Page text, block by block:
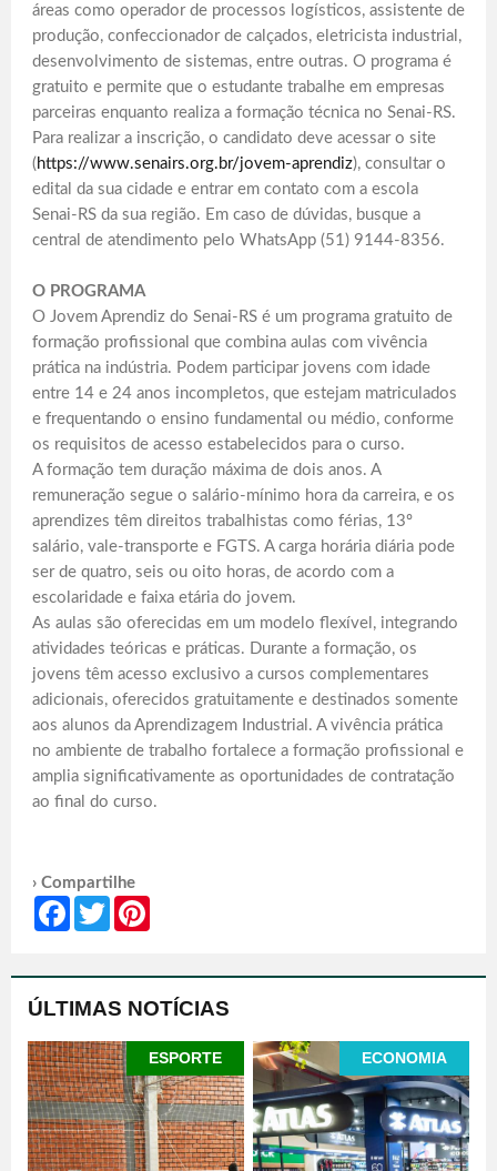
áreas como operador de processos logísticos, assistente de
produção, confeccionador de calçados, eletricista industrial,
desenvolvimento de sistemas, entre outras. O programa é
gratuito e permite que o estudante trabalhe em empresas
parceiras enquanto realiza a formação técnica no Senai-RS.
Para realizar a inscrição, o candidato deve acessar o site
(https://www.senairs.org.br/jovem-aprendiz), consultar o
edital da sua cidade e entrar em contato com a escola
Senai-RS da sua região. Em caso de dúvidas, busque a
central de atendimento pelo WhatsApp (51) 9144-8356.
O PROGRAMA
O Jovem Aprendiz do Senai-RS é um programa gratuito de
formação profissional que combina aulas com vivência
prática na indústria. Podem participar jovens com idade
entre 14 e 24 anos incompletos, que estejam matriculados
e frequentando o ensino fundamental ou médio, conforme
os requisitos de acesso estabelecidos para o curso.
A formação tem duração máxima de dois anos. A
remuneração segue o salário-mínimo hora da carreira, e os
aprendizes têm direitos trabalhistas como férias, 13º
salário, vale‑transporte e FGTS. A carga horária diária pode
ser de quatro, seis ou oito horas, de acordo com a
escolaridade e faixa etária do jovem.
As aulas são oferecidas em um modelo flexível, integrando
atividades teóricas e práticas. Durante a formação, os
jovens têm acesso exclusivo a cursos complementares
adicionais, oferecidos gratuitamente e destinados somente
aos alunos da Aprendizagem Industrial. A vivência prática
no ambiente de trabalho fortalece a formação profissional e
amplia significativamente as oportunidades de contratação
ao final do curso.
› Compartilhe
Facebook
Twitter
ÚLTIMAS NOTÍCIAS
ESPORTE ECONOMIA